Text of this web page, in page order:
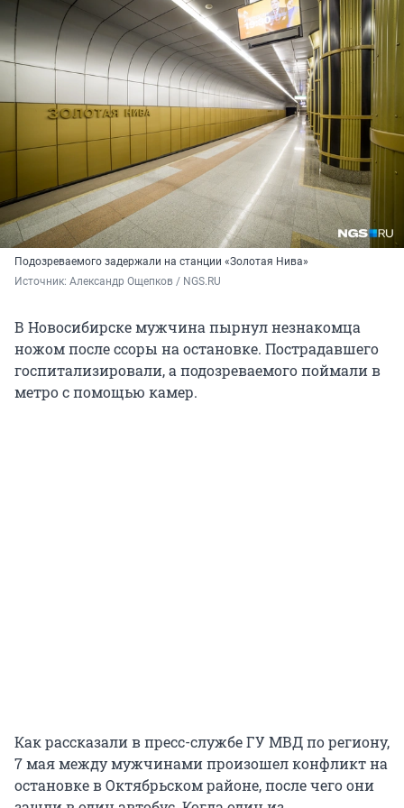
Подозреваемого задержали на станции «Золотая Нива»
Источник: Александр Ощепков / NGS.RU
В Новосибирске мужчина пырнул незнакомца
ножом после ссоры на остановке. Пострадавшего
госпитализировали, а подозреваемого поймали в
метро с помощью камер.
Как рассказали в пресс-службе ГУ МВД по региону,
7 мая между мужчинами произошел конфликт на
остановке в Октябрьском районе, после чего они